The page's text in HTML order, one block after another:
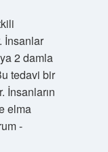
İnsanlar
2 damla
tedavi bir
İnsanların
elma
-